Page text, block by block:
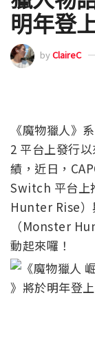
明年登
byClaireC
《魔物獵人》
2 平台上發行
績，近日，
Switch 平台上
Hunter Rise）
（Monster
動起來囉！